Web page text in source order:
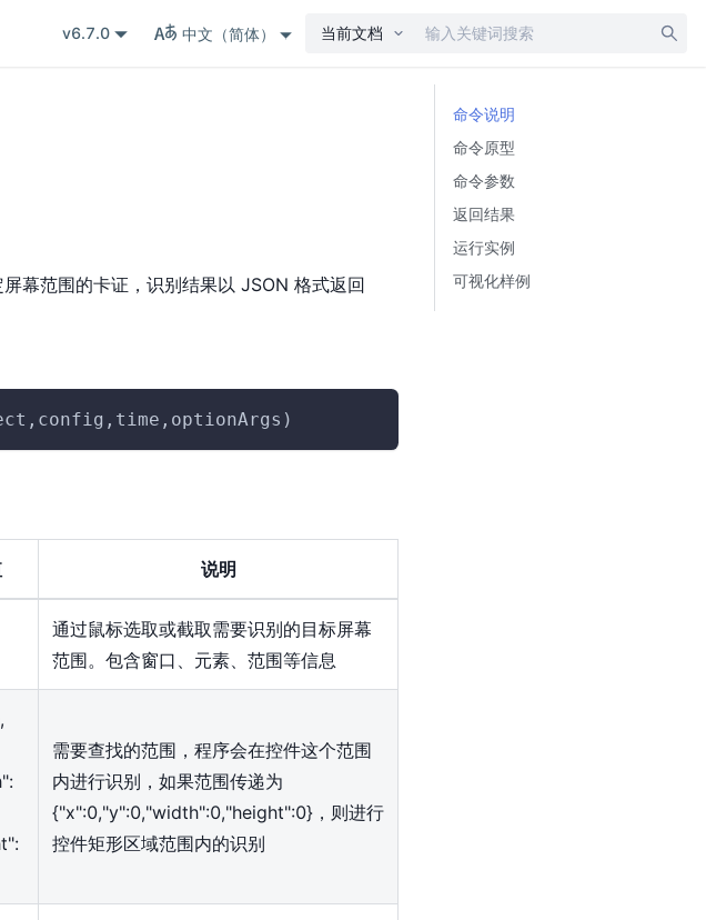
v6.7.0 中文（简体） 当前文档
幕范围的卡证，识别结果以 JSON 格式返回
说明
通过鼠标选取或截取需要识别的目标屏幕
范围。包含窗口、元素、范围等信息
需要查找的范围，程序会在控件这个范围
内进行识别，如果范围传递为
{"x":0,"y":0,"width":0,"height":0} ，则进行
控件矩形区域范围内的识别
命令说明
命令原型
命令参数
返回结果
运行实例
可视化样例